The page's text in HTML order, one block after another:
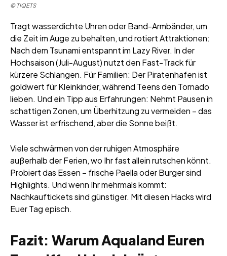
© TIQETS
Tragt wasserdichte Uhren oder Band-Armbänder, um
die Zeit im Auge zu behalten, und rotiert Attraktionen:
Nach dem Tsunami entspannt im Lazy River. In der
Hochsaison (Juli-August) nutzt den Fast-Track für
kürzere Schlangen. Für Familien: Der Piratenhafen ist
goldwert für Kleinkinder, während Teens den Tornado
lieben. Und ein Tipp aus Erfahrungen: Nehmt Pausen in
schattigen Zonen, um Überhitzung zu vermeiden – das
Wasser ist erfrischend, aber die Sonne beißt.
Viele schwärmen von der ruhigen Atmosphäre
außerhalb der Ferien, wo Ihr fast allein rutschen könnt.
Probiert das Essen – frische Paella oder Burger sind
Highlights. Und wenn Ihr mehrmals kommt:
Nachkauftickets sind günstiger. Mit diesen Hacks wird
Euer Tag episch.
Fazit: Warum Aqualand Euren